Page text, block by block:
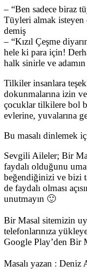
– “Ben sadece biraz
Tüyleri almak isteyen
demiş
– “Kızıl Çeşme
hele ki para için!
halk sinirle ve
Tilkiler insanlara
dokunmalarına izin
çocuklar tilkilere bol
evlerine, yuvalarına
Bu masalı dinlemek
Sevgili Aileler; Bir
faydalı olduğunu
beğendiğinizi ve bizi
de faydalı olması
unutmayın 🙂
Bir Masal sitemizin
telefonlarınıza
Google Play’den Bir
Masalı yazan : Deniz